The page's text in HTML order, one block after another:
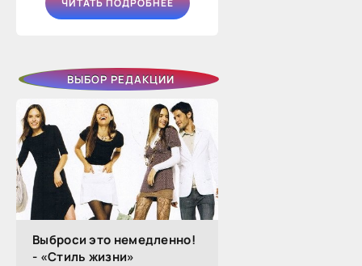
ЧИТАТЬ ПОДРОБНЕЕ
ВЫБОР РЕДАКЦИИ
Выброси это немедленно!
- «Стиль жизни»